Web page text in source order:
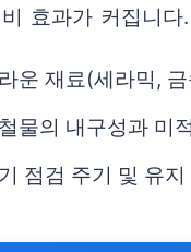
효과가 커집니다.
운 재료(세라믹,
물의 내구성과 미
점검 주기 및 유